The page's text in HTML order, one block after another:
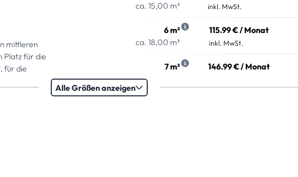
mittleren
Platz für die
für die
ca. 15,00 m³
inkl. MwSt.
6 m²
ca. 18,00 m³
115.99 € / Monat
inkl. MwSt.
7 m²
ca. 21,00 m³
146.99 € / Monat
Alle Größen anzeigen